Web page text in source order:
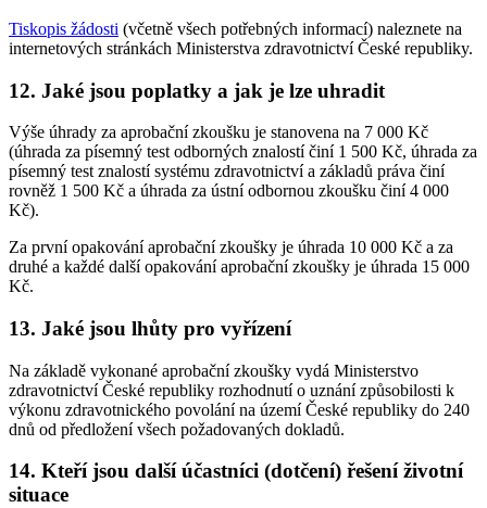
Tiskopis žádosti (včetně všech potřebných informací) naleznete na
internetových stránkách Ministerstva zdravotnictví České republiky.
12. Jaké jsou poplatky a jak je lze uhradit
Výše úhrady za aprobační zkoušku je stanovena na 7 000 Kč
(úhrada za písemný test odborných znalostí činí 1 500 Kč, úhrada za
písemný test znalostí systému zdravotnictví a základů práva činí
rovněž 1 500 Kč a úhrada za ústní odbornou zkoušku činí 4 000
Kč).
Za první opakování aprobační zkoušky je úhrada 10 000 Kč a za
druhé a každé další opakování aprobační zkoušky je úhrada 15 000
Kč.
13. Jaké jsou lhůty pro vyřízení
Na základě vykonané aprobační zkoušky vydá Ministerstvo
zdravotnictví České republiky rozhodnutí o uznání způsobilosti k
výkonu zdravotnického povolání na území České republiky do 240
dnů od předložení všech požadovaných dokladů.
14. Kteří jsou další účastníci (dotčení) řešení životní
situace